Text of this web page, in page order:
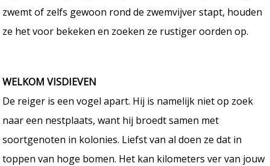
zwemt of zelfs gewoon rond de zwemvijver stapt, houden
ze het voor bekeken en zoeken ze rustiger oorden op.
WELKOM VISDIEVEN
De reiger is een vogel apart. Hij is namelijk niet op zoek
naar een nestplaats, want hij broedt samen met
soortgenoten in kolonies. Liefst van al doen ze dat in
toppen van hoge bomen. Het kan kilometers ver van jouw